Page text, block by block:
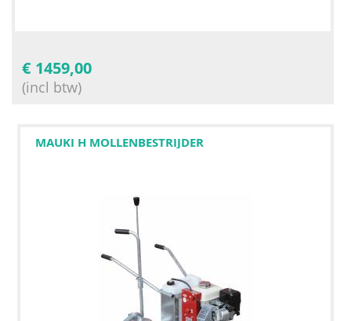
€ 1459,00
(incl btw)
MAUKI H MOLLENBESTRIJDER